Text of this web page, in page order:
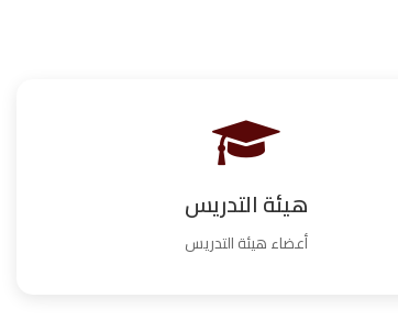
هيئة التدريس
أعضاء هيئة التدريس